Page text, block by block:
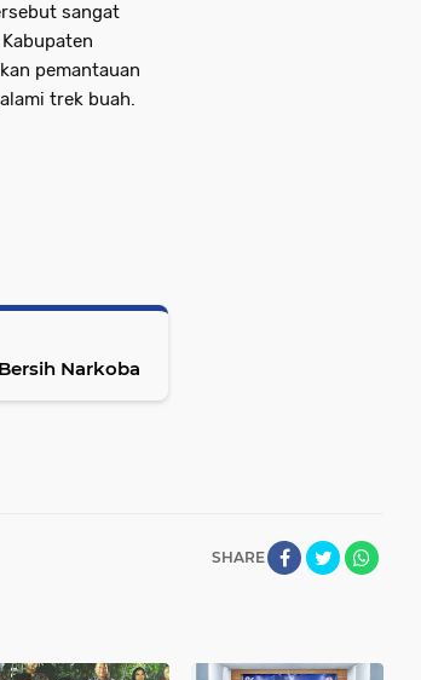
sangat
pemantauan
trek buah.
Narkoba
SHARE